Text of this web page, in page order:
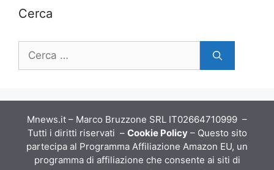
Cerca
Ricerca
Mnews.it – Marco Bruzzone SRL IT02664710999 –
Tutti i diritti riservati – Cookie Policy– Questo sito
partecipa al Programma Affiliazione Amazon EU, un
programma di affiliazione che consente ai siti di